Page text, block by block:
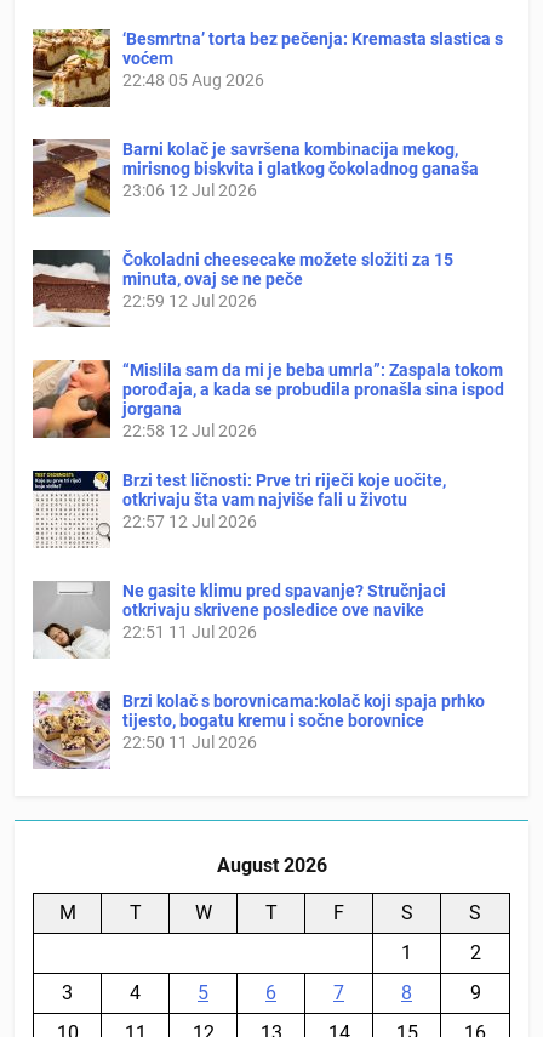
‘Besmrtna’ torta bez pečenja: Kremasta slastica s
voćem
22:48 05 Aug 2026
Barni kolač je savršena kombinacija mekog,
mirisnog biskvita i glatkog čokoladnog ganaša
23:06 12 Jul 2026
Čokoladni cheesecake možete složiti za 15
minuta, ovaj se ne peče
22:59 12 Jul 2026
“Mislila sam da mi je beba umrla”: Zaspala tokom
porođaja, a kada se probudila pronašla sina ispod
jorgana
22:58 12 Jul 2026
Brzi test ličnosti: Prve tri riječi koje uočite,
otkrivaju šta vam najviše fali u životu
22:57 12 Jul 2026
Ne gasite klimu pred spavanje? Stručnjaci
otkrivaju skrivene posledice ove navike
22:51 11 Jul 2026
Brzi kolač s borovnicama:kolač koji spaja prhko
tijesto, bogatu kremu i sočne borovnice
22:50 11 Jul 2026
August 2026
M T W T F S
S
1
2
3
4 5 6 7 8
9